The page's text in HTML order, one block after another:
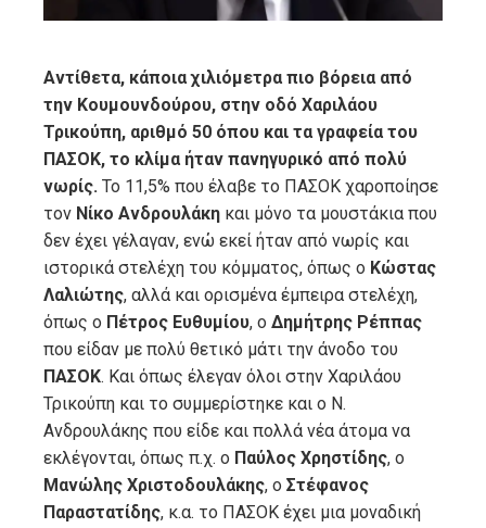
Αντίθετα, κάποια χιλιόμετρα πιο βόρεια από
την Κουμουνδούρου, στην οδό Χαριλάου
Τρικούπη, αριθμό 50 όπου και τα γραφεία του
ΠΑΣΟΚ, το κλίμα ήταν πανηγυρικό από πολύ
νωρίς. Το 11,5% που έλαβε το ΠΑΣΟΚ χαροποίησε
τον Νίκο Ανδρουλάκη και μόνο τα μουστάκια που
δεν έχει γέλαγαν, ενώ εκεί ήταν από νωρίς και
ιστορικά στελέχη του κόμματος, όπως ο Κώστας
Λαλιώτης, αλλά και ορισμένα έμπειρα στελέχη,
όπως ο Πέτρος Ευθυμίου, ο Δημήτρης Ρέππας
που είδαν με πολύ θετικό μάτι την άνοδο του
ΠΑΣΟΚ. Και όπως έλεγαν όλοι στην Χαριλάου
Τρικούπη και το συμμερίστηκε και ο Ν.
Ανδρουλάκης που είδε και πολλά νέα άτομα να
εκλέγονται, όπως π.χ. ο Παύλος Χρηστίδης, ο
Μανώλης Χριστοδουλάκης, ο Στέφανος
Παραστατίδης, κ.α. το ΠΑΣΟΚ έχει μια μοναδική